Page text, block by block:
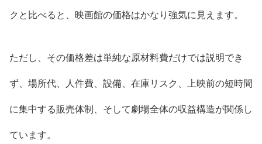
クと比べると、映画館の価格はかなり強気に見えます。
ただし、その価格差は単純な原材料費だけでは説明でき
ず、場所代、人件費、設備、在庫リスク、上映前の短時間
に集中する販売体制、そして劇場全体の収益構造が関係し
ています。